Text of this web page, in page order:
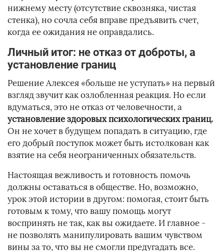
нижнему месту (отсутствие сквозняка, чистая
стенка), но сочла себя вправе предъявить счет,
когда ее ожидания не оправдались.
Личный итог: не отказ от доброты, а
установление границ
Решение Алексея «больше не уступать» на первый
взгляд звучит как озлобленная реакция. Но если
вдуматься, это не отказ от человечности, а
установление здоровых психологических границ.
Он не хочет в будущем попадать в ситуацию, где
его добрый поступок может быть истолкован как
взятие на себя неограниченных обязательств.
Настоящая вежливость и готовность помочь
должны оставаться в обществе. Но, возможно,
урок этой истории в другом: помогая, стоит быть
готовым к тому, что вашу помощь могут
воспринять не так, как вы ожидаете. И главное -
не позволять манипулировать вашим чувством
вины за то, что вы не смогли предугадать все.